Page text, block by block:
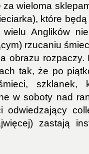
wieloma
które
Anglików
rzucaniu
obrazu
tak, że po
szklanek,
w soboty nad
odwiedzający
zastają